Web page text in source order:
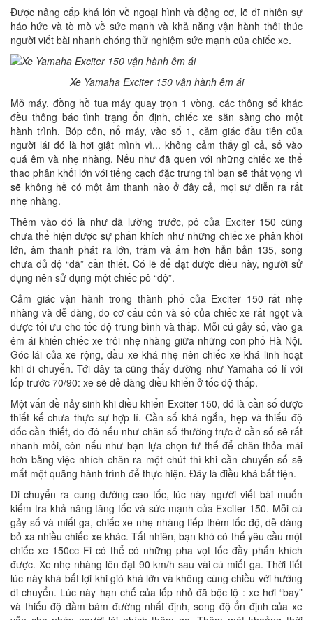
Được nâng cấp khá lớn về ngoại hình và động cơ, lẽ dĩ nhiên sự
háo hức và tò mò về sức mạnh và khả năng vận hành thôi thúc
người viết bài nhanh chóng thử nghiệm sức mạnh của chiếc xe.
Xe Yamaha Exciter 150 vận hành êm ái
Mở máy, đồng hồ tua máy quay trọn 1 vòng, các thông số khác
đều thông báo tình trạng ổn định, chiếc xe sẵn sàng cho một
hành trình. Bóp côn, nổ máy, vào số 1, cảm giác đầu tiên của
người lái đó là hơi giật mình vì... không cảm thấy gì cả, số vào
quá êm và nhẹ nhàng. Nếu như đã quen với những chiếc xe thể
thao phân khối lớn với tiếng cạch đặc trưng thì bạn sẽ thất vọng vì
sẽ không hề có một âm thanh nào ở đây cả, mọi sự diễn ra rất
nhẹ nhàng.
Thêm vào đó là như đã lường trước, pô của Exciter 150 cũng
chưa thể hiện được sự phấn khích như những chiếc xe phân khối
lớn, âm thanh phát ra lớn, trầm và ấm hơn hẳn bản 135, song
chưa đủ độ “đã” cần thiết. Có lẽ để đạt được điều này, người sử
dụng nên sử dụng một chiếc pô “độ”.
Cảm giác vận hành trong thành phố của Exciter 150 rất nhẹ
nhàng và dễ dàng, do cơ cấu côn và số của chiếc xe rất ngọt và
được tối ưu cho tốc độ trung bình và thấp. Mỗi cú gảy số, vào ga
êm ái khiến chiếc xe trôi nhẹ nhàng giữa những con phố Hà Nội.
Góc lái của xe rộng, đầu xe khá nhẹ nên chiếc xe khá linh hoạt
khi di chuyển. Tới đây ta cũng thấy dường như Yamaha có lí với
lốp trước 70/90: xe sẽ dễ dàng điều khiển ở tốc độ thấp.
Một vấn đề nảy sinh khi điều khiển Exciter 150, đó là cần số được
thiết kế chưa thực sự hợp lí. Cần số khá ngắn, hẹp và thiếu độ
dốc cần thiết, do đó nếu như chân số thường trực ở cần số sẽ rất
nhanh mỏi, còn nếu như bạn lựa chọn tư thế để chân thỏa mái
hơn bằng việc nhích chân ra một chút thì khi cần chuyển số sẽ
mất một quãng hành trình để thực hiện. Đây là điều khá bất tiện.
Di chuyển ra cung đường cao tốc, lúc này người viết bài muốn
kiểm tra khả năng tăng tốc và sức mạnh của Exciter 150. Mỗi cú
gảy số và miết ga, chiếc xe nhẹ nhàng tiếp thêm tốc độ, dễ dàng
bỏ xa nhiều chiếc xe khác. Tất nhiên, bạn khó có thể yêu cầu một
chiếc xe 150cc Fi có thể có những pha vọt tốc đầy phấn khích
được. Xe nhẹ nhàng lên đạt 90 km/h sau vài cú miết ga. Thời tiết
lúc này khá bất lợi khi gió khá lớn và không cùng chiều với hướng
di chuyển. Lúc này hạn chế của lốp nhỏ đã bộc lộ : xe hơi “bay”
và thiếu độ đầm bám đường nhất định, song độ ổn định của xe